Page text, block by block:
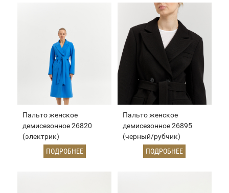
Пальто женское
демисезонное 26820
(электрик)
ПОДРОБНЕЕ
Пальто женское
демисезонное 26895
(черный/рубчик)
ПОДРОБНЕЕ